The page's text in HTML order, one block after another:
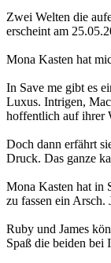
Zwei Welten die
erscheint am
Mona Kasten hat
In Save me gibt es
Luxus. Intrigen,
hoffentlich auf ihrer
Doch dann erfährt
Druck. Das ganze
Mona Kasten hat in
zu fassen ein
Ruby und James
Spaß die beiden bei